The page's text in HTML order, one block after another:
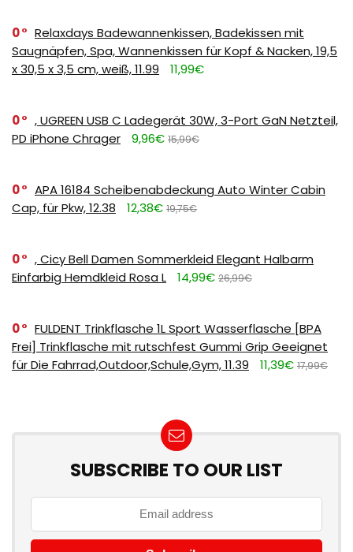
0
Relaxdays Badewannenkissen, Badekissen mit
Saugnäpfen, Spa, Wannenkissen für Kopf & Nacken, 19,5
x 30,5 x 3,5 cm, weiß, 11.99
11,99€
0
, UGREEN USB C Ladegerät 30W, 3-Port GaN Netzteil,
PD iPhone Chrager
9,96€ 15,99€
0
APA 16184 Scheibenabdeckung Auto Winter Cabin
Cap, für Pkw, 12.38
12,38€ 19,75€
0
, Cicy Bell Damen Sommerkleid Elegant Halbarm
Einfarbig Hemdkleid Rosa L
14,99€ 26,99€
0
FULDENT Trinkflasche 1L Sport Wasserflasche [BPA
Frei] Trinkflasche mit rutschfest Gummi Grip Geeignet
für Die Fahrrad,Outdoor,Schule,Gym, 11.39
11,39€ 17,99€
SUBSCRIBE TO OUR LIST